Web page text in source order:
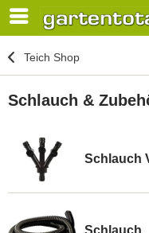
Teich Shop
Schlauch &
Schlauch
Schlauch